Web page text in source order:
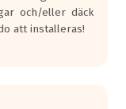
och/eller däck
att installeras!